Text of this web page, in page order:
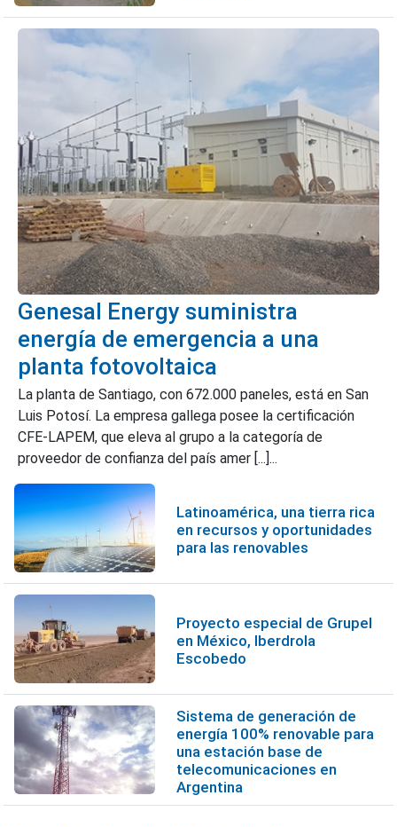
Genesal Energy suministra
energía de emergencia a una
planta fotovoltaica
La planta de Santiago, con 672.000 paneles, está en San
Luis Potosí. La empresa gallega posee la certificación
CFE-LAPEM, que eleva al grupo a la categoría de
proveedor de confianza del país amer [...]...
Latinoamérica, una tierra rica
en recursos y oportunidades
para las renovables
Proyecto especial de Grupel
en México, Iberdrola
Escobedo
Sistema de generación de
energía 100% renovable para
una estación base de
telecomunicaciones en
Argentina